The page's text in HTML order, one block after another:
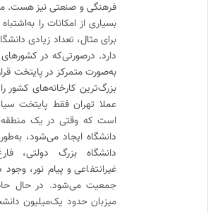
بسیاری از امکانات را
برای مثال، تعداد زیادی
دارد. درصورتی‌که در
به‌صورت متمرکز در پایتخت
بزرگ‌ترین کارخانه‌های کشور
عملا تهران فقط پایتخت
است که وقتی در یک منطقه،
دانشگاه بزرگ دولتی،
غیرانتفاعی و پیام نور،
جمعیت می‌شود. در حال
میزبان حدود یک‌میلیون